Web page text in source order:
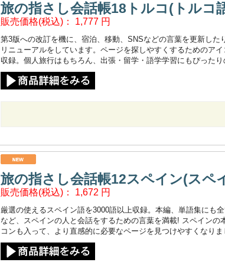
旅の指さし会話帳18トルコ(トルコ
販売価格(税込)： 1,777 円
第3版への改訂を機に、宿泊、移動、SNSなどの言葉を更新し
リニューアルをしています。ページを探しやすくするためのア
収録。個人旅行はもちろん、出張・留学・語学学習にもぴったり
旅の指さし会話帳12スペイン(スペ
販売価格(税込)： 1,672 円
厳選の使えるスペイン語を3000語以上収録。本編、単語集にも
など、スペインの人と会話をするための言葉を満載! スペイン
コンも入って、より直感的に必要なページを見つけやすくなりま